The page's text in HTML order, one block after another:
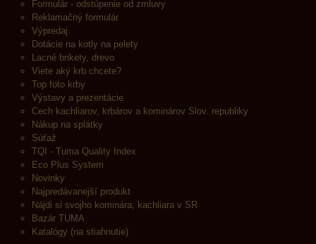
Formulár - odstúpenie od zmluvy
Reklamačný formulár
Výpredaj
Dotácie na kotly na pelety
Lacné brikety, drevo
Viete aký krb chcete?
Top foto krby
Výstavy a prezentácie
Cech kachliarov, krbárov a kominárov Slov. republiky
Nákup na splátky
Súťaž
TQI - Tuma Quality Index
Eco Plus System
Novinky
Najpredávanejší produkt
Nájdi si svojho kominára, kachliara v SR
Bazár TUMA
Katalógy (na stiahnutie)